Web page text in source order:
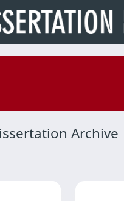
Archive